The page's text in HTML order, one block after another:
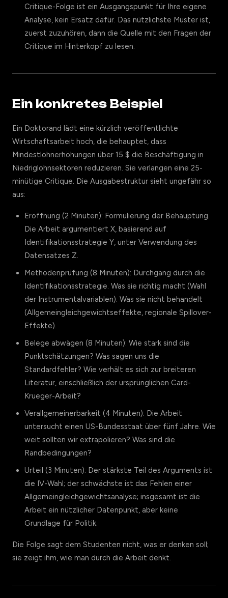
Critique-Folge ist ein Ausgangspunkt für Ihre eigene
Analyse, kein Ersatz dafür. Das nützlichste Muster ist,
zuerst zuzuhören, dann die Quelle mit den Fragen der
Critique im Hinterkopf zu lesen.
Ein konkretes Beispiel
Ein Doktorand lädt eine kürzlich veröffentlichte
Wirtschaftsarbeit hoch, die behauptet, dass
Mindestlohnerhöhungen über 15 $ die Beschäftigung in
Niedriglohnsektoren reduzieren. Sie verlangen eine 25-
minütige Critique. Die Ausgabestruktur sieht ungefähr so
aus:
Eröffnung (2 Minuten): Formulierung der Behauptung.
Die Arbeit argumentiert X, basierend auf
Identifikationsstrategie Y, unter Verwendung des
Datensatzes Z.
Methodenprüfung (8 Minuten): Durchgang durch die
Identifikationsstrategie. Was sie richtig macht (Wahl
der Instrumentalvariablen). Was sie nicht behandelt
(Allgemeingleichgewichtseffekte, regionale Spillover-
Effekte).
Belege abwägen (8 Minuten): Wie stark sind die
Punktschätzungen? Was sagen uns die
Standardfehler? Wie verhält es sich zur breiteren
Literatur, einschließlich der ursprünglichen Card-
Krueger-Arbeit?
Verallgemeinerbarkeit (4 Minuten): Die Arbeit
untersucht einen US-Bundesstaat über fünf Jahre. Wie
weit sollten wir extrapolieren? Was sind die
Randbedingungen?
Urteil (3 Minuten): Der stärkste Teil des Arguments ist
die IV-Wahl; der schwächste ist das Fehlen einer
Allgemeingleichgewichtsanalyse; insgesamt ist die
Arbeit ein nützlicher Datenpunkt, aber keine
Grundlage für Politik.
Die Folge sagt dem Studenten nicht, was er denken soll;
sie zeigt ihm, wie man durch die Arbeit denkt.